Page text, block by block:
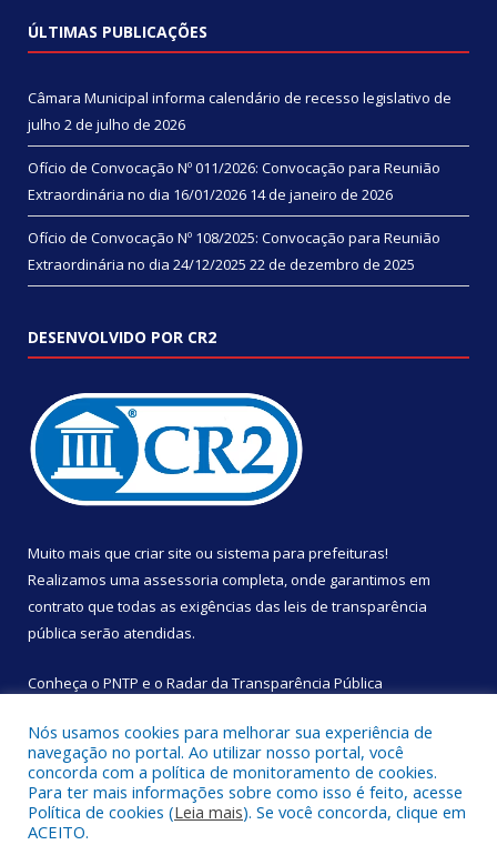
ÚLTIMAS PUBLICAÇÕES
Câmara Municipal informa calendário de recesso legislativo de
julho 2 de julho de 2026
Ofício de Convocação Nº 011/2026: Convocação para Reunião
Extraordinária no dia 16/01/2026 14 de janeiro de 2026
Ofício de Convocação Nº 108/2025: Convocação para Reunião
Extraordinária no dia 24/12/2025 22 de dezembro de 2025
DESENVOLVIDO POR CR2
Muito mais que criar site ou sistema para prefeituras!
Realizamos uma assessoria completa, onde garantimos em
contrato que todas as exigências das leis de transparência
pública serão atendidas.
Conheça o PNTP e o Radar da Transparência Pública
Todos os direitos reservados a Câmara Municipal de São
Sebastião da Boa Vista.
Nós usamos cookies para melhorar sua experiência de
navegação no portal. Ao utilizar nosso portal, você
concorda com a política de monitoramento de cookies.
Para ter mais informações sobre como isso é feito, acesse
Política de cookies (Leia mais). Se você concorda, clique em
ACEITO.